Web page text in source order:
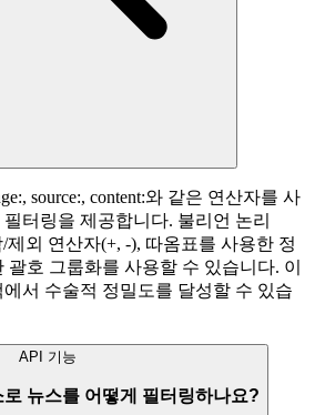
source:, content:와 같은 연산자를 사
터링을 제공합니다. 불리언 논리
외 연산자(+, -), 따옴표를 사용한 정
호 그룹화를 사용할 수 있습니다. 이
서 수술적 정밀도를 달성할 수 있습
API 기능
뉴스를 어떻게 필터링하나요?